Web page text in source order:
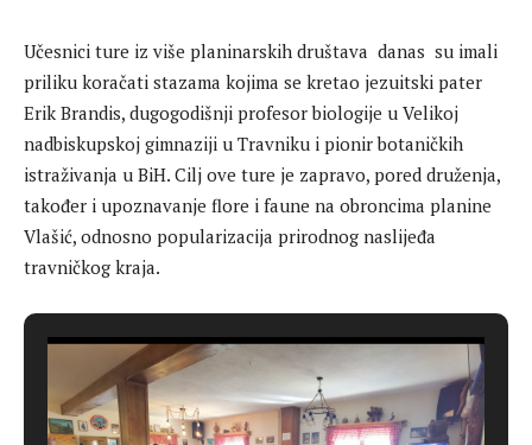
Učesnici ture iz više planinarskih društava danas su imali
priliku koračati stazama kojima se kretao jezuitski pater
Erik Brandis, dugogodišnji profesor biologije u Velikoj
nadbiskupskoj gimnaziji u Travniku i pionir botaničkih
istraživanja u BiH. Cilj ove ture je zapravo, pored druženja,
također i upoznavanje flore i faune na obroncima planine
Vlašić, odnosno popularizacija prirodnog naslijeđa
travničkog kraja.